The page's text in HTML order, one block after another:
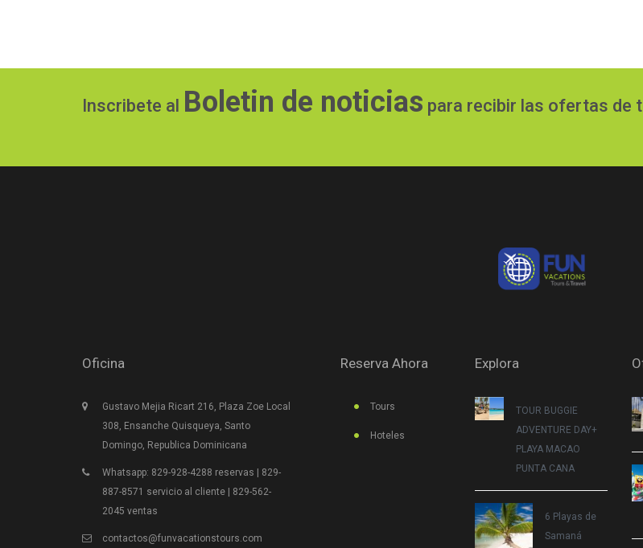
Inscribete al Boletin de noticias para recibir las ofertas de
Oficina
Gustavo Mejia Ricart 216, Plaza Zoe Local
308, Ensanche Quisqueya, Santo
Domingo, Republica Dominicana
Whatsapp: 829-928-4288 reservas | 829-
887-8571 servicio al cliente | 829-562-
2045 ventas
contactos@funvacationstours.com
Reserva Ahora
Tours
Hoteles
Explora
TOUR BUGGIE
ADVENTURE DAY+
PLAYA MACAO
PUNTA CANA
6 Playas de
Samaná